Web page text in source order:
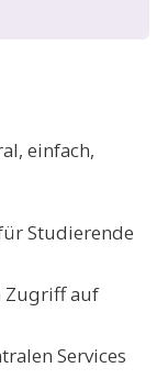
einfach,
Studierende
Zugriff auf
Services